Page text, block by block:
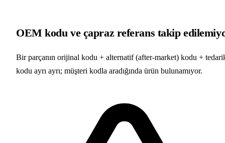
OEM kodu ve çapraz referans takip
Bir parçanın orijinal kodu + alternatif (after-market) kodu +
kodu ayrı ayrı; müşteri kodla aradığında ürün bulunamıyor.